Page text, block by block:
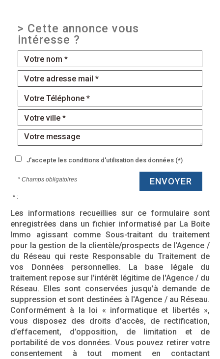
> Cette annonce vous
intéresse ?
J'accepte les conditions d'utilisation des données (*)
* Champs obligatoires ENVOYER
* :
Les informations recueillies sur ce formulaire sont
enregistrées dans un fichier informatisé par La Boite
Immo agissant comme Sous-traitant du traitement
pour la gestion de la clientèle/prospects de l'Agence /
du Réseau qui reste Responsable du Traitement de
vos Données personnelles. La base légale du
traitement repose sur l'intérêt légitime de l'Agence / du
Réseau. Elles sont conservées jusqu'à demande de
suppression et sont destinées à l'Agence / au Réseau.
Conformément à la loi « informatique et libertés »,
vous disposez des droits d’accès, de rectification,
d’effacement, d’opposition, de limitation et de
portabilité de vos données. Vous pouvez retirer votre
consentement à tout moment en contactant